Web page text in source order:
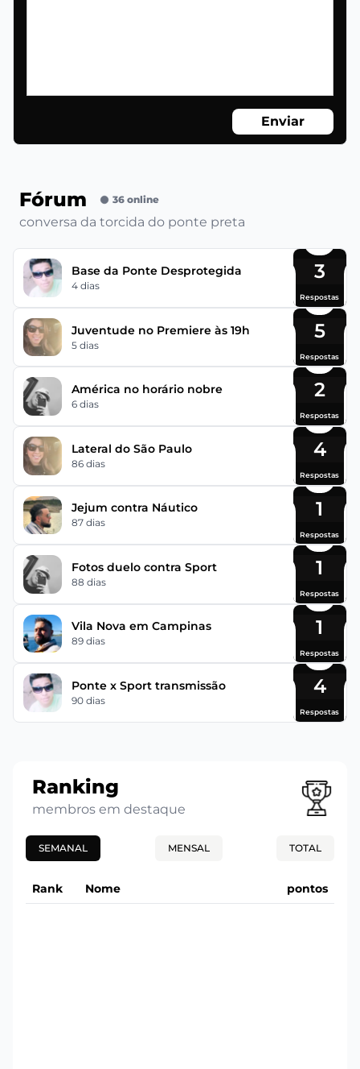
Enviar
Fórum 36 online
conversa da torcida do ponte preta
Base da Ponte Desprotegida
4 dias
3
Respostas
Juventude no Premiere às 19h
5 dias
5
Respostas
América no horário nobre
6 dias
2
Respostas
Lateral do São Paulo
86 dias
4
Respostas
Jejum contra Náutico
87 dias
1
Respostas
Fotos duelo contra Sport
88 dias
1
Respostas
Vila Nova em Campinas
89 dias
1
Respostas
Ponte x Sport transmissão
90 dias
4
Respostas
Ranking
membros em destaque
SEMANAL MENSAL TOTAL
Rank Nome pontos